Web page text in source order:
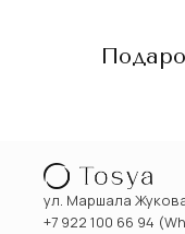
ул. Маршала
+7 922 100 66 94